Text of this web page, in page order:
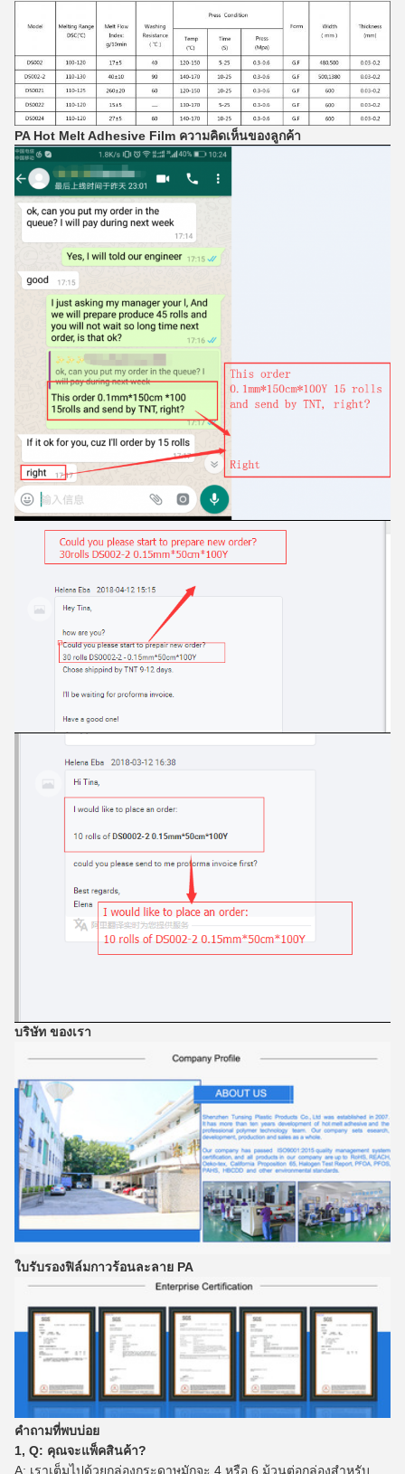
PA Hot Melt Adhesive Film ความคิดเห็นของลูกค้า
บริษัท ของเรา
ใบรับรองฟิล์มกาวร้อนละลาย PA
คำถามที่พบบ่อย
1, Q: คุณจะแพ็คสินค้า?
A: เราเต็มไปด้วยกล่องกระดาษมักจะ 4 หรือ 6 ม้วนต่อกล่องสำหรับ